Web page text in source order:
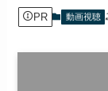
PR 動画視聴